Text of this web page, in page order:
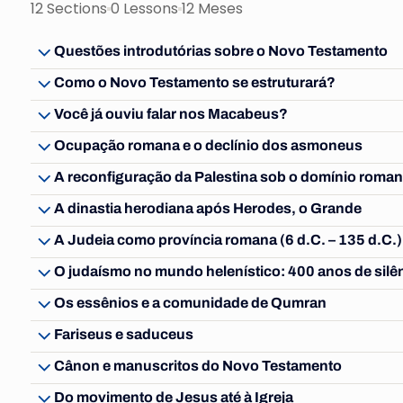
12 Sections 0 Lessons 12 Meses
Questões introdutórias sobre o Novo Testamento
Como o Novo Testamento se estruturará?
Você já ouviu falar nos Macabeus?
Ocupação romana e o declínio dos asmoneus
A reconfiguração da Palestina sob o domínio
A dinastia herodiana após Herodes, o Grande
A Judeia como província romana (6 d.C. – 135 d.C.)
O judaísmo no mundo helenístico: 400 anos de
Os essênios e a comunidade de Qumran
Fariseus e saduceus
Cânon e manuscritos do Novo Testamento
Do movimento de Jesus até à Igreja